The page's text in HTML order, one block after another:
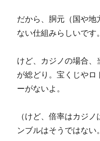
だから、胴元（国や地
ない仕組みらしいです。
けど、カジノの場合
が総どり。宝くじや
ーがないよ。
（けど、倍率はカジ
ンブルはそうではな